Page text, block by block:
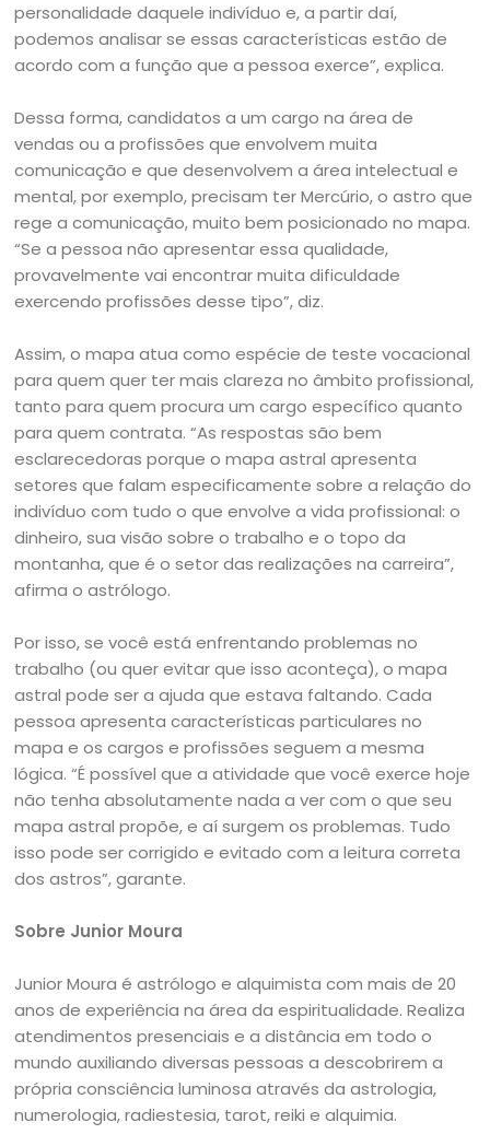
personalidade daquele indivíduo e, a partir daí,
podemos analisar se essas características estão de
acordo com a função que a pessoa exerce”, explica.
Dessa forma, candidatos a um cargo na área de
vendas ou a profissões que envolvem muita
comunicação e que desenvolvem a área intelectual e
mental, por exemplo, precisam ter Mercúrio, o astro que
rege a comunicação, muito bem posicionado no mapa.
“Se a pessoa não apresentar essa qualidade,
provavelmente vai encontrar muita dificuldade
exercendo profissões desse tipo”, diz.
Assim, o mapa atua como espécie de teste vocacional
para quem quer ter mais clareza no âmbito profissional,
tanto para quem procura um cargo específico quanto
para quem contrata. “As respostas são bem
esclarecedoras porque o mapa astral apresenta
setores que falam especificamente sobre a relação do
indivíduo com tudo o que envolve a vida profissional: o
dinheiro, sua visão sobre o trabalho e o topo da
montanha, que é o setor das realizações na carreira”,
afirma o astrólogo.
Por isso, se você está enfrentando problemas no
trabalho (ou quer evitar que isso aconteça), o mapa
astral pode ser a ajuda que estava faltando. Cada
pessoa apresenta características particulares no
mapa e os cargos e profissões seguem a mesma
lógica. “É possível que a atividade que você exerce hoje
não tenha absolutamente nada a ver com o que seu
mapa astral propõe, e aí surgem os problemas. Tudo
isso pode ser corrigido e evitado com a leitura correta
dos astros”, garante.
Sobre Junior Moura
Junior Moura é astrólogo e alquimista com mais de 20
anos de experiência na área da espiritualidade. Realiza
atendimentos presenciais e a distância em todo o
mundo auxiliando diversas pessoas a descobrirem a
própria consciência luminosa através da astrologia,
numerologia, radiestesia, tarot, reiki e alquimia.